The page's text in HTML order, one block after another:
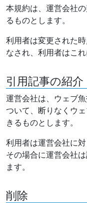
本規約は、運営会社
るものとします。
利用者は変更された
なされ、利用者はこれ
引用記事の紹介
運営会社は、ウェブ
ついて、断りなくウ
きるものとします。
利用者は運営会社に
その場合に運営会社
ます。
削除